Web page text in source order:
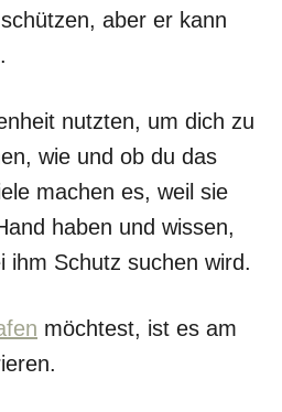
aber er kann
nutzten, um dich zu
wie und ob du das
machen es, weil sie
haben und wissen,
ihm Schutz suchen wird.
möchtest, ist es am